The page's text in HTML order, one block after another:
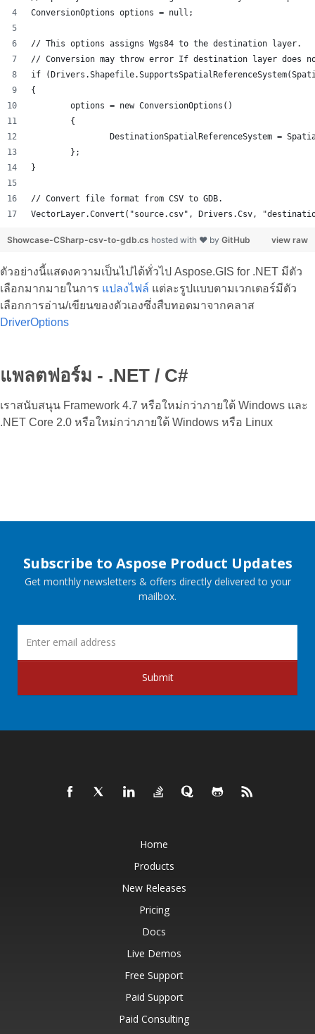
ConversionOptions options = null;
// This options assigns Wgs84 to the destination layer.
// Conversion may throw error If destination layer does
if
{
	options = new ConversionOptions()
	{
DestinationSpatialReferenceSystem =
	};
}
// Convert file format from CSV to GDB.
VectorLayer.Convert("source.csv", Drivers.Csv,
view raw
Showcase-CSharp-csv-to-gdb.cs hosted with ❤ by GitHub
ตัวอย่างนี้แสดงความเป็นไปได้ทั่วไป Aspose.GIS for .NET มีตัว
เลือกมากมายในการ แปลงไฟล์ แต่ละรูปแบบตามเวกเตอร์มีตัว
เลือกการอ่าน/เขียนของตัวเองซึ่งสืบทอดมาจากคลาส
DriverOptions
แพลตฟอร์ม - .NET / C#
เราสนับสนุน Framework 4.7 หรือใหม่กว่าภายใต้ Windows และ
.NET Core 2.0 หรือใหม่กว่าภายใต้ Windows หรือ Linux
Subscribe to Aspose Product Updates
Get monthly newsletters & offers directly delivered to your
mailbox.
Submit
Home
Products
New Releases
Pricing
Docs
Live Demos
Free Support
Paid Support
Paid Consulting